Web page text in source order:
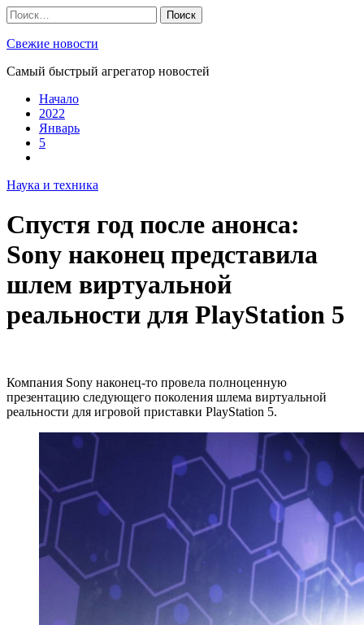
Skip
to
content
Найти:
Свежие новости
Самый быстрый агрегатор новостей
Начало
2022
Январь
5
Наука и техника
Спустя год после анонса:
Sony наконец представила
шлем виртуальной
реальности для PlayStation 5
Компания Sony наконец-то провела полноценную
презентацию следующего поколения шлема виртуальной
реальности для игровой приставки PlayStation 5.